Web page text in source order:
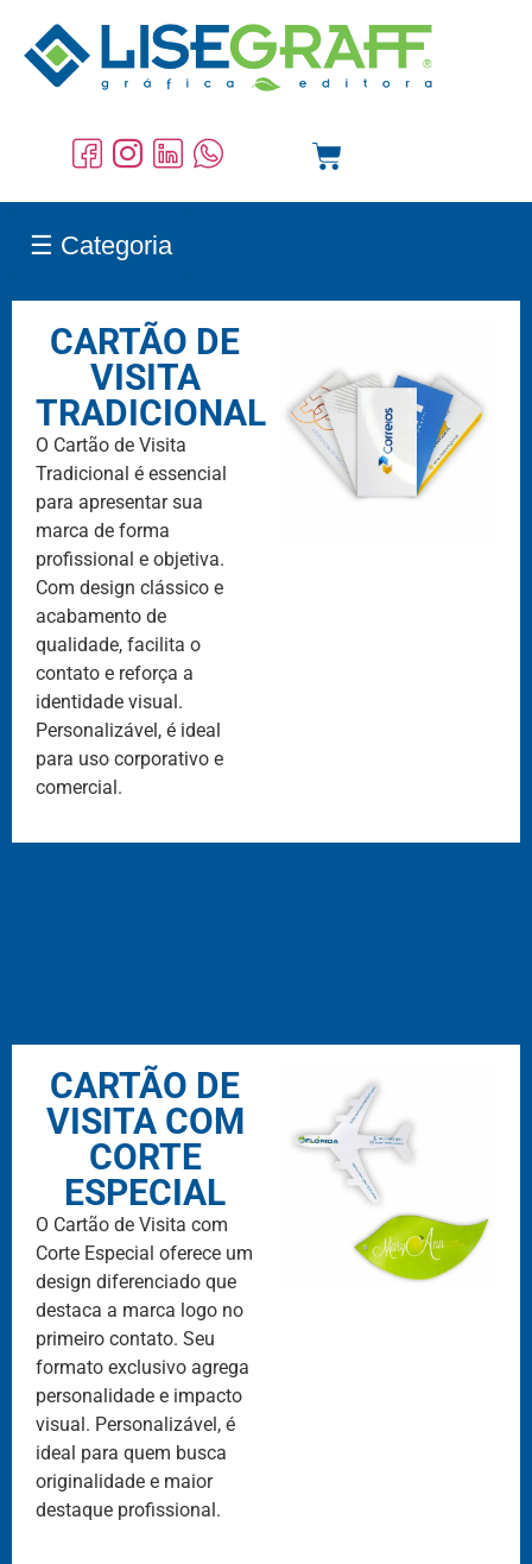
☰ Categoria
CARTÃO DE
VISITA
TRADICIONAL
O Cartão de Visita
Tradicional é essencial
para apresentar sua
marca de forma
profissional e objetiva.
Com design clássico e
acabamento de
qualidade, facilita o
contato e reforça a
identidade visual.
Personalizável, é ideal
para uso corporativo e
comercial.
CARTÃO DE
VISITA COM
CORTE
ESPECIAL
O Cartão de Visita com
Corte Especial oferece um
design diferenciado que
destaca a marca logo no
primeiro contato. Seu
formato exclusivo agrega
personalidade e impacto
visual. Personalizável, é
ideal para quem busca
originalidade e maior
destaque profissional.